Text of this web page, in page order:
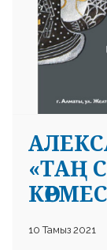
«ТАҢ
10 Тамыз 2021